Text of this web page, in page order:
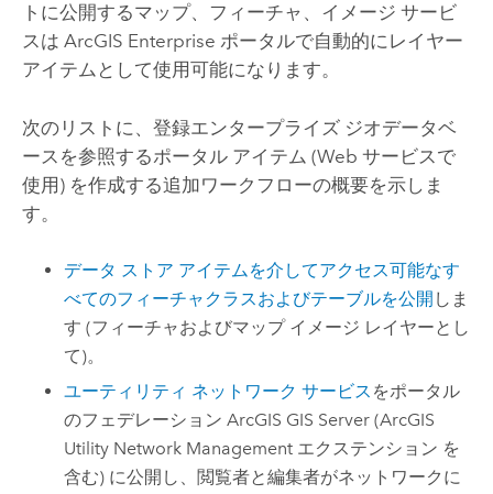
トに公開するマップ、フィーチャ、イメージ サービ
スは ArcGIS Enterprise ポータルで自動的にレイヤー
アイテムとして使用可能になります。
次のリストに、登録エンタープライズ ジオデータベ
ースを参照するポータル アイテム (Web サービスで
使用) を作成する追加ワークフローの概要を示しま
す。
データ ストア アイテムを介してアクセス可能なす
べてのフィーチャクラスおよびテーブルを公開 しま
す (フィーチャおよびマップ イメージ レイヤーとし
て)。
ユーティリティ ネットワーク サービス をポータル
のフェデレーションArcGIS GIS Server (ArcGIS
Utility Network Management エクステンション を
含む) に公開し、閲覧者と編集者がネットワークに